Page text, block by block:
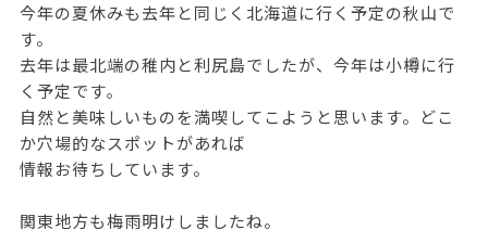
今年の夏休みも去年と同じく北海道に行く予定の秋山で
す。
去年は最北端の稚内と利尻島でしたが、今年は小樽に行
く予定です。
自然と美味しいものを満喫してこようと思います。どこ
か穴場的なスポットがあれば
情報お待ちしています。
関東地方も梅雨明けしましたね。